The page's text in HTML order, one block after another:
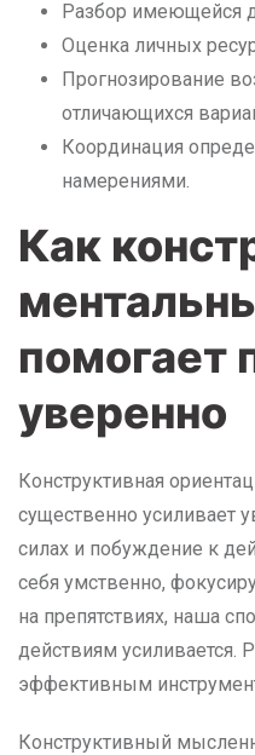
Разбор имеющейся
Оценка личных
Прогнозирование
отличающихся
Координация
намерениями.
Как
помогает
уверенно
Конструктивная
существенно усиливает
силах и побуждение к
себя умственно,
на препятствиях, наша
действиям усиливается.
эффективным
Конструктивный